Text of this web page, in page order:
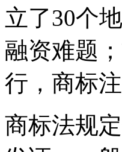
立了30个
融资难题
行，商标
商标法规